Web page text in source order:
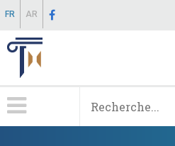
au
contenu
principal
FR AR
Principale